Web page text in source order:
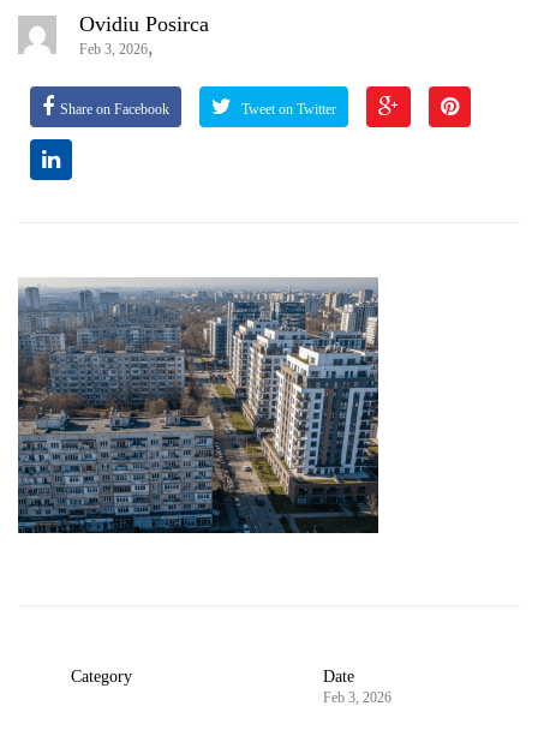
Ovidiu Posirca
Feb 3, 2026,
Share on Facebook Tweet on Twitter
Category Date
Feb 3, 2026